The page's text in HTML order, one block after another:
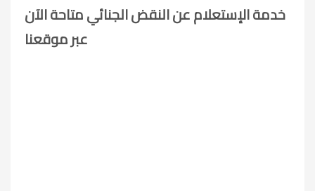
خدمة الإستعلام عن النقض الجنائي متاحة الآن
عبر موقعنا